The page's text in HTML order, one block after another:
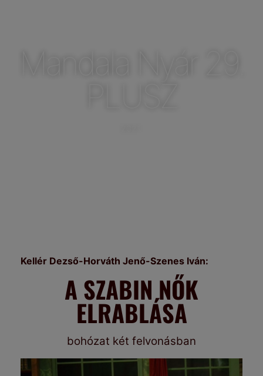
Kellér Dezső-Horváth Jenő-Szenes Iván:
A SZABIN NŐK
ELRABLÁSA
bohózat két felvonásban